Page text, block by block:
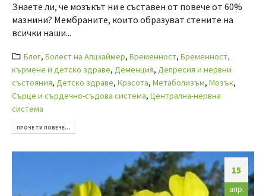
Знаете ли, че мозъкът ни е съставен от повече от 60%
мазнини? Мембраните, които образуват стените на
всички наши...
Блог,Болест на Алцхаймер,Бременност,Бременност,
кърмене и детско здраве, Деменция, Депресия и нервни
състояния, Детско здраве, Красота, Метаболизъм, Мозък,
Сърце и сърдечно-съдова система, Централна-нервна
система
ПРОЧЕТИ ПОВЕЧЕ...
15
апр.